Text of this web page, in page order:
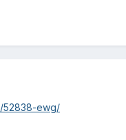
52838-ewg/